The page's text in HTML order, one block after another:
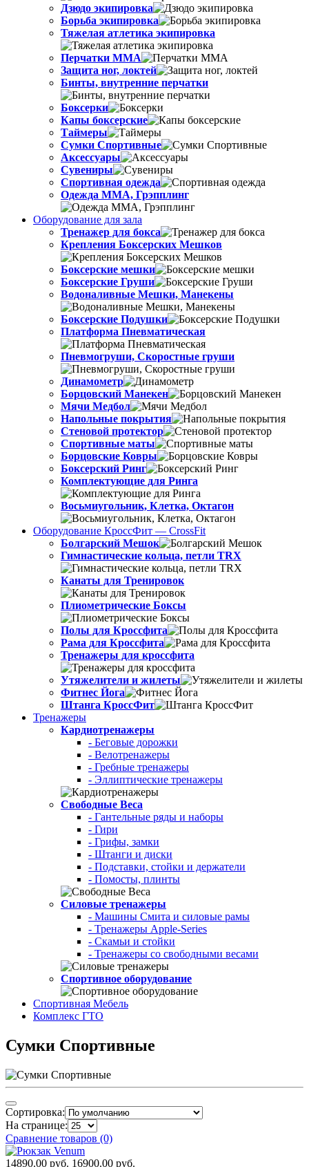
Дзюдо экипировка
Борьба экипировка
Тяжелая атлетика экипировка
Перчатки MMA
Защита ног, локтей
Бинты, внутренние перчатки
Боксерки
Капы боксерские
Таймеры
Сумки Спортивные
Аксессуары
Сувениры
Спортивная одежда
Одежда ММА, Грэпплинг
Оборудование для зала
Тренажер для бокса
Крепления Боксерских Мешков
Боксерские мешки
Боксерские Груши
Водоналивные Мешки, Манекены
Боксерские Подушки
Платформа Пневматическая
Пневмогруши, Скоростные груши
Динамометр
Борцовский Манекен
Мячи Медбол
Напольные покрытия
Стеновой протектор
Спортивные маты
Борцовские Ковры
Боксерский Ринг
Комплектующие для Ринга
Восьмиугольник, Клетка, Октагон
Оборудование КроссФит — CrossFit
Болгарский Мешок
Гимнастические кольца, петли TRX
Канаты для Тренировок
Плиометрические Боксы
Полы для Кроссфита
Рама для Кроссфита
Тренажеры для кроссфита
Утяжелители и жилеты
Фитнес Йога
Штанга КроссФит
Тренажеры
Кардиотренажеры
- Беговые дорожки
- Велотренажеры
- Гребные тренажеры
- Эллиптические тренажеры
Свободные Веса
- Гантельные ряды и наборы
- Гири
- Грифы, замки
- Штанги и диски
- Подставки, стойки и держатели
- Помосты, плинты
Силовые тренажеры
- Машины Смита и силовые рамы
- Тренажеры Apple-Series
- Скамьи и стойки
- Тренажеры со свободными весами
Спортивное оборудование
Спортивная Мебель
Комплекс ГТО
Сумки Спортивные
Сортировка:
На странице:
Сравнение товаров (0)
14890.00 руб. 16900.00 руб.